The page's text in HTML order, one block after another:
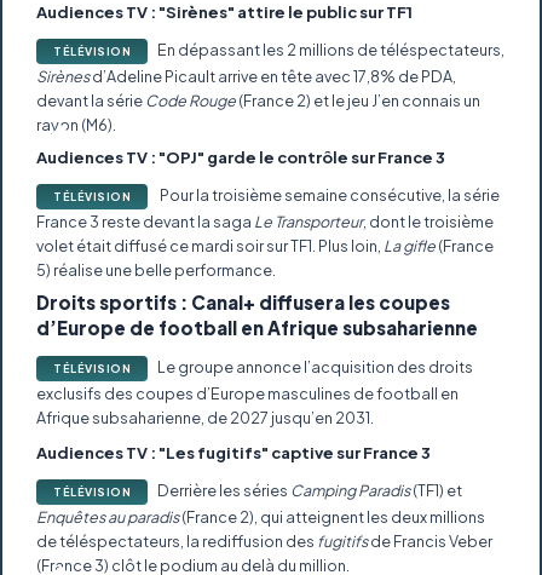
Audiences TV : "Sirènes" attire le public sur TF1
TÉLÉVISION
En dépassant les 2 millions de téléspectateurs,
Sirènesd’Adeline Picault arrive en tête avec 17,8% de PDA,
devant la sérieCode Rouge(France 2) et le jeu J’en connais un
rayon (M6).
Audiences TV : "OPJ" garde le contrôle sur France 3
TÉLÉVISION
Pour la troisième semaine consécutive, la série
France 3 reste devant la saga Le Transporteur, dont le troisième
volet était diffusé ce mardi soir sur TF1. Plus loin, La gifle(France
5) réalise une belle performance.
Droits sportifs : Canal+ diffusera les coupes
d’Europe de football en Afrique subsaharienne
TÉLÉVISION
Le groupe annonce l’acquisition des droits
exclusifs des coupes d’Europe masculines de football en
Afrique subsaharienne, de 2027 jusqu’en 2031.
Audiences TV : "Les fugitifs" captive sur France 3
TÉLÉVISION Derrière les séries Camping Paradis(TF1) et
Enquêtes au paradis(France 2), qui atteignent les deux millions
de téléspectateurs, la rediffusion des fugitifsde Francis Veber
(France 3) clôt le podium au delà du million.